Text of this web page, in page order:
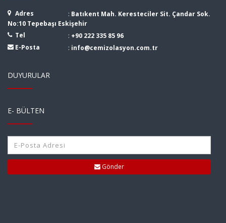
Adres : Batıkent Mah. Keresteciler Sit. Çandar Sok.
No:10 Tepebaşı Eskişehir
Tel
: +90 222 335 85 96
E-Posta
: info@cemizolasyon.com.tr
DUYURULAR
E- BÜLTEN
Gönder